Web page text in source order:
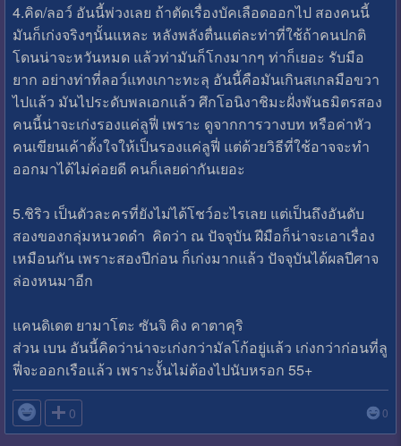
4.คิด/ลอว์ อันนี้พ่วงเลย ถ้าตัดเรื่องบัคเลือดออกไป สองคนนี้
มันก็เก่งจริงๆนั้นแหละ หลังพลังตื่นแต่ละท่าที่ใช้ถ้าคนปกติ
โดนน่าจะหวันหมด แล้วท่ามันก็โกงมากๆ ท่าก็เยอะ รับมือ
ยาก อย่างท่าที่ลอว์แทงเกาะทะลุ อันนี้คือมันเกินสเกลมือขวา
ไปแล้ว มันไประดับพลเอกแล้ว ศึกโอนิงาชิมะฝั่งพันธมิตรสอง
คนนี้น่าจะเก่งรองแค่ลูฟี่ เพราะ ดูจากการวางบท หรือค่าหัว
คนเขียนเค้าตั้งใจให้เป็นรองแค่ลูฟี่ แต่ด้วยวิธีที่ใช้อาจจะทำ
ออกมาได้ไม่ค่อยดี คนก็เลยด่ากันเยอะ
5.ชิริว เป็นตัวละครที่ยังไม่ได้โชว์อะไรเลย แต่เป็นถึงอันดับ
สองของกลุ่มหนวดดำ คิดว่า ณ ปัจจุบัน ฝีมือก็น่าจะเอาเรื่อง
เหมือนกัน เพราะสองปีก่อน ก็เก่งมากแล้ว ปัจจุบันได้ผลปีศาจ
ล่องหนมาอีก
แคนดิเดต ยามาโตะ ซันจิ คิง คาตาคุริ
ส่วน เบน อันนี้คิดว่าน่าจะเก่งกว่ามัลโก้อยู่แล้ว เก่งกว่าก่อนที่ลู
ฟี่จะออกเรือแล้ว เพราะงั้นไม่ต้องไปนับหรอก 55+
 0 0